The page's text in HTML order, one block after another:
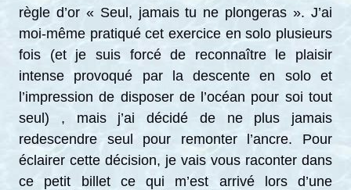
règle d’or « Seul, jamais tu ne plongeras ». J’ai
moi-même pratiqué cet exercice en solo plusieurs
fois (et je suis forcé de reconnaître le plaisir
intense provoqué par la descente en solo et
l’impression de disposer de l’océan pour soi tout
seul) , mais j’ai décidé de ne plus jamais
redescendre seul pour remonter l’ancre. Pour
éclairer cette décision, je vais vous raconter dans
ce petit billet ce qui m’est arrivé lors d’une